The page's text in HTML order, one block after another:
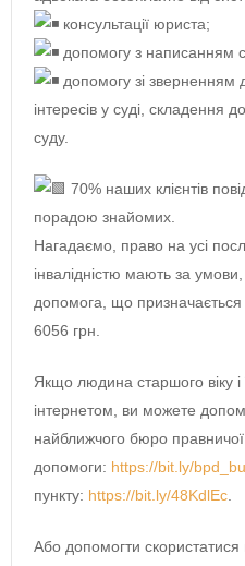
консультації юриста;
допомогу з написанням
допомогу зі
інтересів у суді, складення
суду.
70% наших клієнтів
порадою знайомих.
Нагадаємо, право на усі
інвалідністю мають за
допомога, що призначається
6056 грн.
Якщо людина старшого віку і
інтернетом, ви можете
найближчого бюро правничої
допомоги: https://bit.ly/
пункту: https://bit.ly/48KdlEc.
Або допомогти